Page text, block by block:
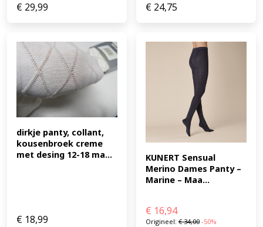
€ 29,99 € 24,75
dirkje panty, collant,
kousenbroek creme
met desing 12-18 ma...
€ 18,99
KUNERT Sensual
Merino Dames Panty –
Marine – Maa...
€ 16,94
Origineel: €34,00 -50%